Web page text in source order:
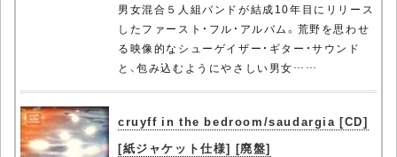
男女混合５人組バンドが結成10年目にリリース
したファースト・フル・アルバム。荒野を思わせ
る映像的なシューゲイザー・ギター・サウンド
と、包み込むようにやさしい男女……
cruyff in the bedroom/saudargia [CD]
[紙ジャケット仕様] [廃盤]